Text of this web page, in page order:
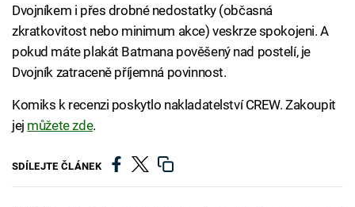
Dvojníkem i přes drobné nedostatky (občasná
zkratkovitost nebo minimum akce) veskrze spokojeni. A
pokud máte plakát Batmana pověšený nad postelí, je
Dvojník zatraceně příjemná povinnost.
Komiks k recenzi poskytlo nakladatelství CREW. Zakoupit
jej můžete zde.
SDÍLEJTE ČLÁNEK